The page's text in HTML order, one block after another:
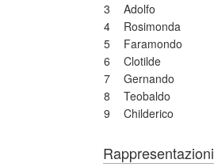
3
Adolfo
4
Rosimonda
5
Faramondo
6
Clotilde
7
Gernando
8
Teobaldo
9
Childerico
Rappresentazioni